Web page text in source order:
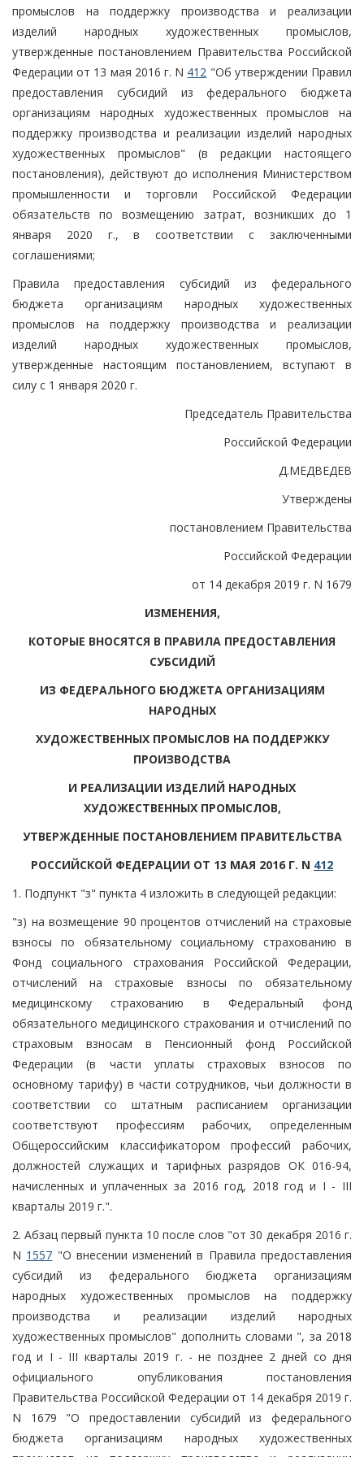
промыслов на поддержку производства и реализации
изделий народных художественных промыслов,
утвержденные постановлением Правительства Российской
Федерации от 13 мая 2016 г. N 412 "Об утверждении Правил
предоставления субсидий из федерального бюджета
организациям народных художественных промыслов на
поддержку производства и реализации изделий народных
художественных промыслов" (в редакции настоящего
постановления), действуют до исполнения Министерством
промышленности и торговли Российской Федерации
обязательств по возмещению затрат, возникших до 1
января 2020 г., в соответствии с заключенными
соглашениями;
Правила предоставления субсидий из федерального
бюджета организациям народных художественных
промыслов на поддержку производства и реализации
изделий народных художественных промыслов,
утвержденные настоящим постановлением, вступают в
силу с 1 января 2020 г.
Председатель Правительства
Российской Федерации
Д.МЕДВЕДЕВ
Утверждены
постановлением Правительства
Российской Федерации
от 14 декабря 2019 г. N 1679
ИЗМЕНЕНИЯ,
КОТОРЫЕ ВНОСЯТСЯ В ПРАВИЛА ПРЕДОСТАВЛЕНИЯ
СУБСИДИЙ
ИЗ ФЕДЕРАЛЬНОГО БЮДЖЕТА ОРГАНИЗАЦИЯМ
НАРОДНЫХ
ХУДОЖЕСТВЕННЫХ ПРОМЫСЛОВ НА ПОДДЕРЖКУ
ПРОИЗВОДСТВА
И РЕАЛИЗАЦИИ ИЗДЕЛИЙ НАРОДНЫХ
ХУДОЖЕСТВЕННЫХ ПРОМЫСЛОВ,
УТВЕРЖДЕННЫЕ ПОСТАНОВЛЕНИЕМ ПРАВИТЕЛЬСТВА
РОССИЙСКОЙ ФЕДЕРАЦИИ ОТ 13 МАЯ 2016 Г. N 412
1. Подпункт "з" пункта 4 изложить в следующей редакции:
"з) на возмещение 90 процентов отчислений на страховые
взносы по обязательному социальному страхованию в
Фонд социального страхования Российской Федерации,
отчислений на страховые взносы по обязательному
медицинскому страхованию в Федеральный фонд
обязательного медицинского страхования и отчислений по
страховым взносам в Пенсионный фонд Российской
Федерации (в части уплаты страховых взносов по
основному тарифу) в части сотрудников, чьи должности в
соответствии со штатным расписанием организации
соответствуют профессиям рабочих, определенным
Общероссийским классификатором профессий рабочих,
должностей служащих и тарифных разрядов ОК 016-94,
начисленных и уплаченных за 2016 год, 2018 год и I - III
кварталы 2019 г.".
2. Абзац первый пункта 10 после слов "от 30 декабря 2016 г.
N 1557 "О внесении изменений в Правила предоставления
субсидий из федерального бюджета организациям
народных художественных промыслов на поддержку
производства и реализации изделий народных
художественных промыслов" дополнить словами ", за 2018
год и I - III кварталы 2019 г. - не позднее 2 дней со дня
официального опубликования постановления
Правительства Российской Федерации от 14 декабря 2019 г.
N 1679 "О предоставлении субсидий из федерального
бюджета организациям народных художественных